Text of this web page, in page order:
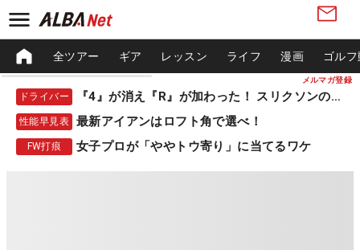
メルマガ登録
全ツアー ギア レッスン ライフ 漫画 ゴル
ドライバー 『4』が消え『R』が加わった！ スリクソンの新作
性能早見表 最新アイアンはロフト角で選べ！
FW打痕 女子プロが「ややトウ寄り」に当てるワケ